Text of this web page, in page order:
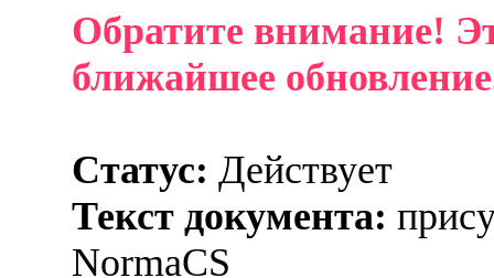
Обратите внимание!
ближайшее
Статус: Действует
Текст документа:
NormaCS